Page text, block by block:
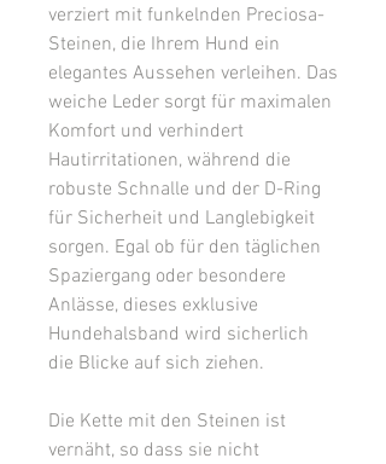
verziert mit funkelnden Preciosa-
Steinen, die Ihrem Hund ein
elegantes Aussehen verleihen. Das
weiche Leder sorgt für maximalen
Komfort und verhindert
Hautirritationen, während die
robuste Schnalle und der D-Ring
für Sicherheit und Langlebigkeit
sorgen. Egal ob für den täglichen
Spaziergang oder besondere
Anlässe, dieses exklusive
Hundehalsband wird sicherlich
die Blicke auf sich ziehen.
Die Kette mit den Steinen ist
vernäht, so dass sie nicht